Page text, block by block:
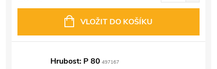
VLOŽIT DO KOŠÍKU
Hrubost: P 80 497167